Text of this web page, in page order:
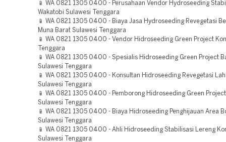
📱 WA 0821 1305 0400 - Perusahaan Vendor Hydroseeding
Wakatobi Sulawesi Tenggara
📱 WA 0821 1305 0400 - Biaya Jasa Hydroseeding Revegetasi
Muna Barat Sulawesi Tenggara
📱 WA 0821 1305 0400 - Vendor Hidroseeding Green Project
Tenggara
📱 WA 0821 1305 0400 - Spesialis Hidroseeding Green Project
Sulawesi Tenggara
📱 WA 0821 1305 0400 - Konsultan Hidroseeding Revegetasi
Sulawesi Tenggara
📱 WA 0821 1305 0400 - Pemborong Hidroseeding Green
Sulawesi Tenggara
📱 WA 0821 1305 0400 - Biaya Hidroseeding Penghijauan Area
Sulawesi Tenggara
📱 WA 0821 1305 0400 - Ahli Hidroseeding Stabilisasi Lereng
Sulawesi Tenggara